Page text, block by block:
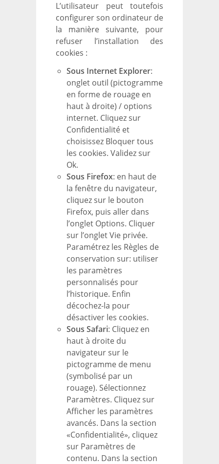
L’utilisateur peut toutefois
configurer son ordinateur de
la manière suivante, pour
refuser l’installation des
cookies :
Sous Internet Explorer:
onglet outil (pictogramme
en forme de rouage en
haut à droite) / options
internet. Cliquez sur
Confidentialité et
choisissez Bloquer tous
les cookies. Validez sur
Ok.
Sous Firefox: en haut de
la fenêtre du navigateur,
cliquez sur le bouton
Firefox, puis aller dans
l’onglet Options. Cliquer
sur l’onglet Vie privée.
Paramétrez les Règles de
conservation sur: utiliser
les paramètres
personnalisés pour
l’historique. Enfin
décochez-la pour
désactiver les cookies.
Sous Safari: Cliquez en
haut à droite du
navigateur sur le
pictogramme de menu
(symbolisé par un
rouage). Sélectionnez
Paramètres. Cliquez sur
Afficher les paramètres
avancés. Dans la section
«Confidentialité», cliquez
sur Paramètres de
contenu. Dans la section